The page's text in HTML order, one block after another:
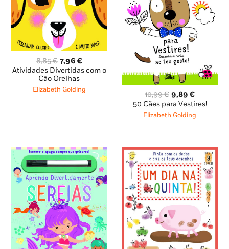
8,85€ O
preço
original
era:
7,96 €O
preço
é:
Atividades Divertidas com o
Cão Orelhas
Elizabeth Golding
10,99€ O
preço
original
9,89 €O
preço
atual
é:
50 Cães para Vestires!
Elizabeth Golding